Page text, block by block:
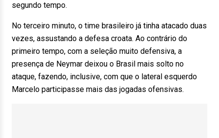
segundo tempo.
No terceiro minuto, o time brasileiro já tinha atacado duas
vezes, assustando a defesa croata. Ao contrário do
primeiro tempo, com a seleção muito defensiva, a
presença de Neymar deixou o Brasil mais solto no
ataque, fazendo, inclusive, com que o lateral esquerdo
Marcelo participasse mais das jogadas ofensivas.